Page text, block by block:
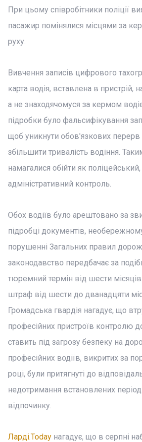
При цьому співробітники поліції
пасажир помінялися місцями за
руху.
Вивчення записів цифрового
карта водія, вставлена в пристрій,
а не знаходячомуся за кермом
підробки було фальсифікування
щоб уникнути обов'язкових перерв
збільшити тривалість водіння.
намагалися обійти як поліцейський,
адміністративний контроль.
Обох водіїв було арештовано за
підробці документів,
порушенні Загальних правил
законодавство передбачає за
тюремний термін від шести місяців
штраф від шести до дванадцяти
Громадська гвардія нагадує, що
професійних пристроїв контролю
ставить під загрозу безпеку на
професійних водіїв, викритих за
році, були притягнуті до
недотримання встановлених
відпочинку.
Ларді.Today нагадує, що в серпні